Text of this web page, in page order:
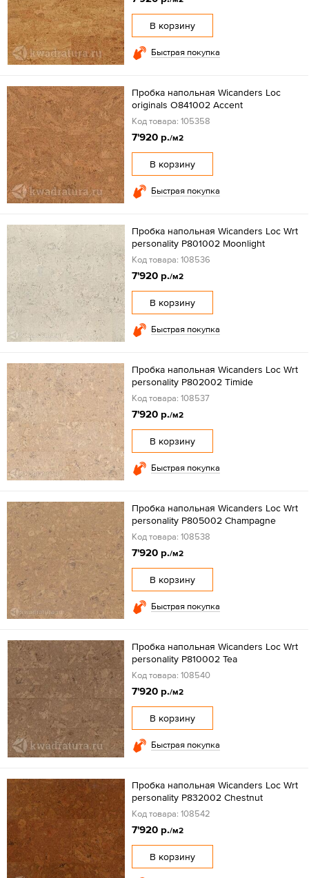
В корзину
Быстрая покупка
Пробка напольная Wicanders Loc
originals O841002 Accent
Код товара: 105358
7'920 р./м2
В корзину
Быстрая покупка
Пробка напольная Wicanders Loc Wrt
personality P801002 Moonlight
Код товара: 108536
7'920 р./м2
В корзину
Быстрая покупка
Пробка напольная Wicanders Loc Wrt
personality P802002 Timide
Код товара: 108537
7'920 р./м2
В корзину
Быстрая покупка
Пробка напольная Wicanders Loc Wrt
personality P805002 Champagne
Код товара: 108538
7'920 р./м2
В корзину
Быстрая покупка
Пробка напольная Wicanders Loc Wrt
personality P810002 Tea
Код товара: 108540
7'920 р./м2
В корзину
Быстрая покупка
Пробка напольная Wicanders Loc Wrt
personality P832002 Chestnut
Код товара: 108542
7'920 р./м2
В корзину